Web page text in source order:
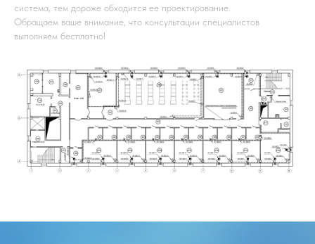
система, тем дороже обходится ее проектирование.
Обращаем ваше внимание, что консультации специалистов
выполняем бесплатно!